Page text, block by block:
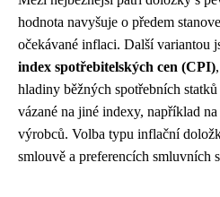
hodnota navyšuje o předem
očekávané inflaci. Další variantou
index spotřebitelských cen (CPI)
hladiny běžných spotřebních
vázané na jiné indexy, například
výrobců. Volba typu inflační
smlouvě a preferencích smluvních